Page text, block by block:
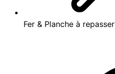
Fer & Planche à repasser